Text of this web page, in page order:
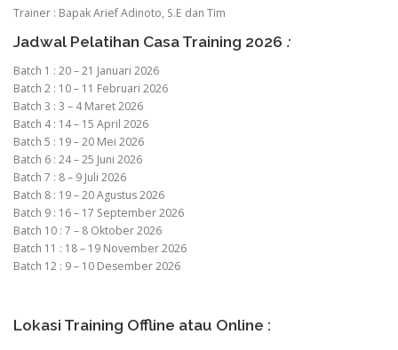
Trainer : Bapak Arief Adinoto, S.E dan Tim
Jadwal Pelatihan Casa Training 2026 :
Batch 1 : 20 – 21 Januari 2026
Batch 2 : 10 – 11 Februari 2026
Batch 3 : 3 – 4 Maret 2026
Batch 4 : 14 – 15 April 2026
Batch 5 : 19 – 20 Mei 2026
Batch 6 : 24 – 25 Juni 2026
Batch 7 : 8 – 9 Juli 2026
Batch 8 : 19 – 20 Agustus 2026
Batch 9 : 16 – 17 September 2026
Batch 10 : 7 – 8 Oktober 2026
Batch 11 : 18 – 19 November 2026
Batch 12 : 9 – 10 Desember 2026
Lokasi Training Offline atau Online :